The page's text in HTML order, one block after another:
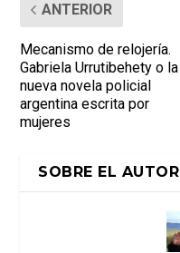
ANTERIOR
Mecanismo de relojería.
Gabriela Urrutibehety o la
nueva novela policial
argentina escrita por
mujeres
SOBRE EL AUTOR